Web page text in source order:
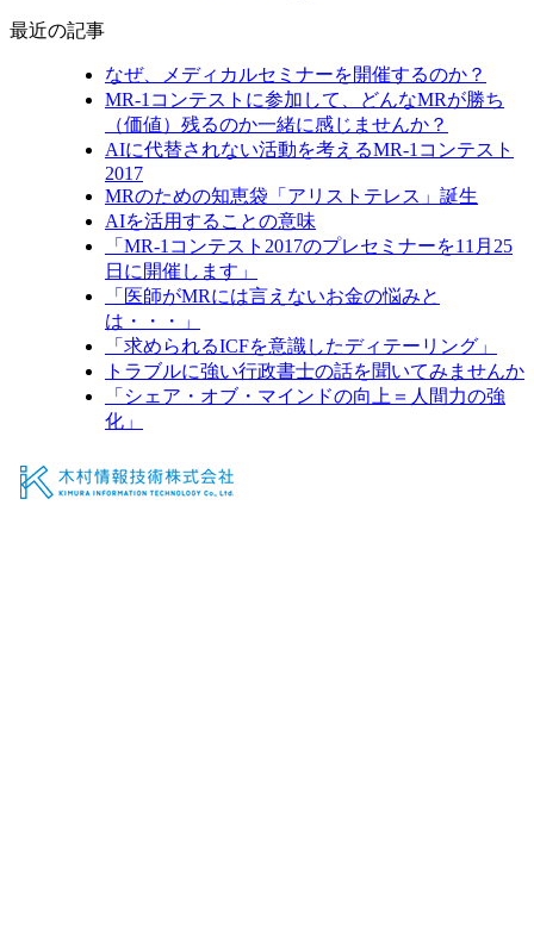
最近の記事
なぜ、メディカルセミナーを開催するのか？
MR-1コンテストに参加して、どんなMRが勝ち
（価値）残るのか一緒に感じませんか？
AIに代替されない活動を考えるMR-1コンテスト
2017
MRのための知恵袋「アリストテレス」誕生
AIを活用することの意味
「MR-1コンテスト2017のプレセミナーを11月25
日に開催します」
「医師がMRには言えないお金の悩みと
は・・・」
「求められるICFを意識したディテーリング」
トラブルに強い行政書士の話を聞いてみませんか
「シェア・オブ・マインドの向上＝人間力の強
化」